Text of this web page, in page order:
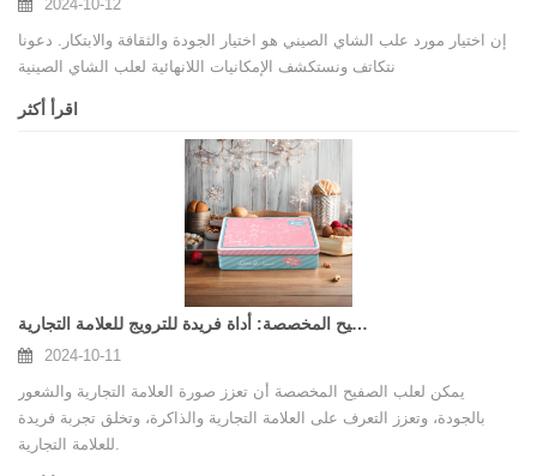
2024-10-12
إن اختيار مورد علب الشاي الصيني هو اختيار الجودة والثقافة والابتكار. دعونا
نتكاتف ونستكشف الإمكانيات اللانهائية لعلب الشاي الصينية
اقرأ أكثر
علب الصفيح المخصصة: أداة فريدة للترويج للعلامة التجارية
2024-10-11
يمكن لعلب الصفيح المخصصة أن تعزز صورة العلامة التجارية والشعور
بالجودة، وتعزز التعرف على العلامة التجارية والذاكرة، وتخلق تجربة فريدة
للعلامة التجارية.